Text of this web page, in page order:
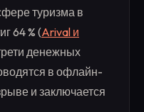
туризма в
64 % (Arival и
денежных
в офлайн-
и заключается